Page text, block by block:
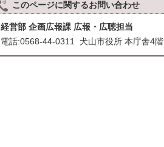
このページに関するお問い合わせ
経営部 企画広報課 広報・広聴担当
電話:0568-44-0311 犬山市役所 本庁舎4階